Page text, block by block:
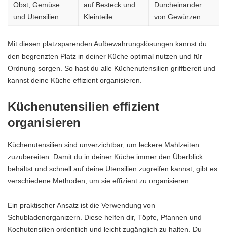
Obst, Gemüse
und Utensilien
auf Besteck und
Kleinteile
Durcheinander
von Gewürzen
Mit diesen platzsparenden Aufbewahrungslösungen kannst du
den begrenzten Platz in deiner Küche optimal nutzen und für
Ordnung sorgen. So hast du alle Küchenutensilien griffbereit und
kannst deine Küche effizient organisieren.
Küchenutensilien effizient
organisieren
Küchenutensilien sind unverzichtbar, um leckere Mahlzeiten
zuzubereiten. Damit du in deiner Küche immer den Überblick
behältst und schnell auf deine Utensilien zugreifen kannst, gibt es
verschiedene Methoden, um sie effizient zu organisieren.
Ein praktischer Ansatz ist die Verwendung von
Schubladenorganizern. Diese helfen dir, Töpfe, Pfannen und
Kochutensilien ordentlich und leicht zugänglich zu halten. Du